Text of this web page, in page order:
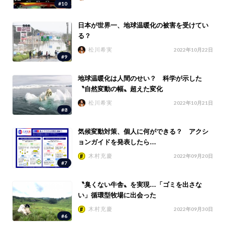
#10
#9
日本が世界一、地球温暖化の被害を受けてい
る？
松川希実 2022年10月22日
#8
地球温暖化は人間のせい？ 科学が示した
〝自然変動の幅〟超えた変化
松川希実 2022年10月21日
#7
気候変動対策、個人に何ができる？ アクシ
ョンガイドを発表したら…
木村充慶 2022年09月20日
#6
〝臭くない牛舎〟を実現…「ゴミを出さな
い」循環型牧場に出会った
木村充慶 2022年09月30日